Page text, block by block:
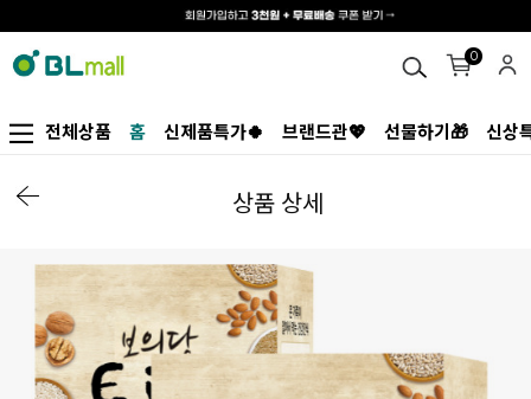
0
전체상품 홈 신제품특가🍀 브랜드관💖 선물하기🎁 신상
상품 상세